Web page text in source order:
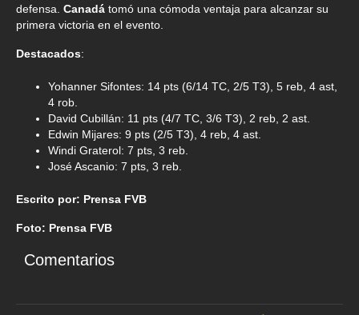
defensa. Canadá tomó una cómoda ventaja para alcanzar su
primera victoria en el evento.
Destacados:
Yohanner Sifontes: 14 pts (6/14 TC, 2/5 T3), 5 reb, 4 ast,
4 rob.
David Cubillán: 11 pts (4/7 TC, 3/6 T3), 2 reb, 2 ast.
Edwin Mijares: 9 pts (2/5 T3), 4 reb, 4 ast.
Windi Graterol: 7 pts, 3 reb.
José Ascanio: 7 pts, 3 reb.
Escrito por: Prensa FVB
Foto: Prensa FVB
Comentarios